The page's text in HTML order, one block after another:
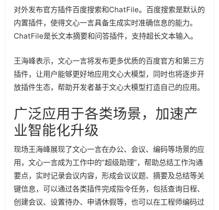
对外发布官方插件百度搜索和ChatFile。百度搜索是默认的
内置插件，使得文心一言具备生成实时准确信息的能力。
ChatFile是长文本摘要和问答插件，支持超长文本输入。
王海峰表示，文心一言将发布更多优质的百度官方和第三方
插件，让用户能够更好地应用文心大模型，同时也将逐步开
放插件生态，帮助开发者基于文心大模型打造自己的应用。
广泛应用于各类场景，加速产
业智能化升级
现场王海峰展现了文心一言在办公、会议、编码等场景的应
用，文心一言成为工作中的“超级助理”，帮助总结工作沟通
要点，实时记录会议内容，形成会议议题、摘要及总结等关
键信息，可以通过各类插件完成指令任务，包括查询日程、
创建会议、设置待办、申请休假等，也可以在工程师编码过